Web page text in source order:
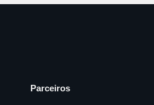
Parceiros